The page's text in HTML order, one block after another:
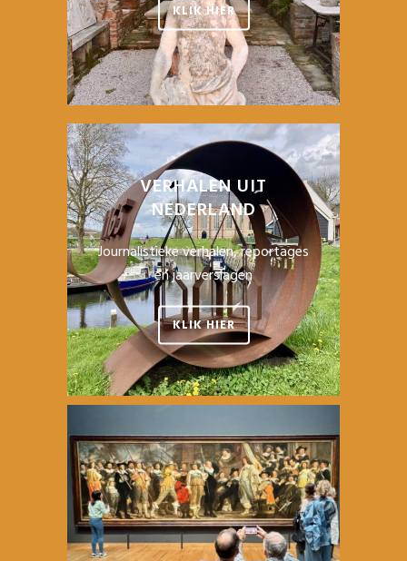
KLIK HIER
VERHALEN UIT
NEDERLAND
Journalistieke verhalen, reportages
en jaarverslagen
KLIK HIER